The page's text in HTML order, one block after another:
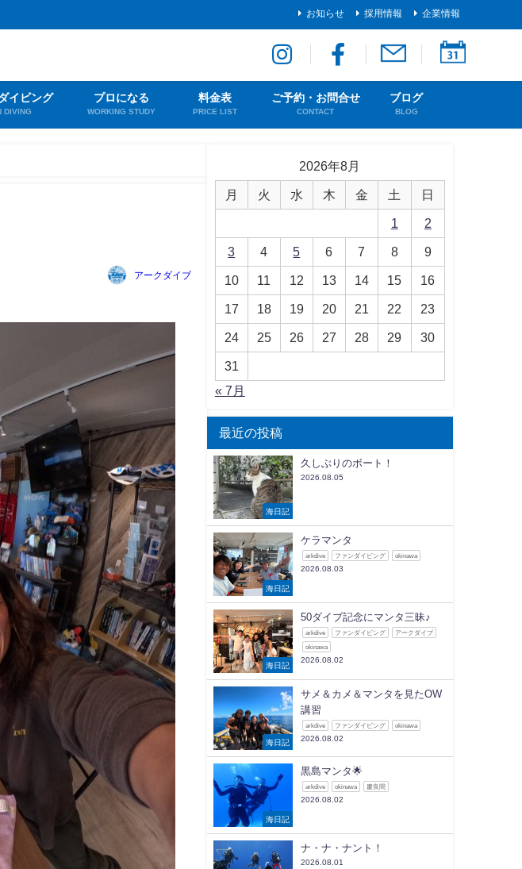
お知らせ 採用情報 企業情報
イビング
DIVING
プロになる
WORKING STUDY
料金表
PRICE LIST
ご予約・お問合せ
CONTACT
ブログ
BLOG
アークダイブ
2026年8月
月 火 水 木 金 土 日
1 2
3 4 5 6 7 8 9
10 11 12 13 14 15 16
17 18 19 20 21 22 23
24 25 26 27 28 29 30
31
« 7月
最近の投稿
海日記
久しぶりのボート！
2026.08.05
海日記
ケラマンタ
arkdive ファンダイビング okinawa
2026.08.03
海日記
50ダイブ記念にマンタ三昧♪
arkdive ファンダイビング アークダイブ
okinawa
2026.08.02
海日記
サメ＆カメ＆マンタを見たOW
講習
arkdive ファンダイビング okinawa
2026.08.02
海日記
黒島マンタ🌟
arkdive okinawa 慶良間
2026.08.02
ナ・ナ・ナント！
2026.08.01